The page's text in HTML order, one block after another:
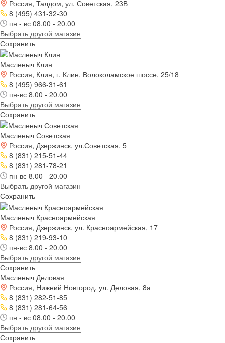
Россия, Талдом, ул. Советская, 23В
8 (495) 431-32-30
пн - вс 08.00 - 20.00
Выбрать другой магазин
Сохранить
Масленыч Клин
Россия, Клин, г. Клин, Волоколамское шоссе, 25/18
8 (495) 966-31-61
пн-вс 8.00 - 20.00
Выбрать другой магазин
Сохранить
Масленыч Советская
Россия, Дзержинск, ул.Советская, 5
8 (831) 215-51-44
8 (831) 281-78-21
пн-вс 8.00 - 20.00
Выбрать другой магазин
Сохранить
Масленыч Красноармейская
Россия, Дзержинск, ул. Красноармейская, 17
8 (831) 219-93-10
пн-вс 8.00 - 20.00
Выбрать другой магазин
Сохранить
Масленыч Деловая
Россия, Нижний Новгород, ул. Деловая, 8а
8 (831) 282-51-85
8 (831) 281-64-56
пн - вс 08.00 - 20.00
Выбрать другой магазин
Сохранить